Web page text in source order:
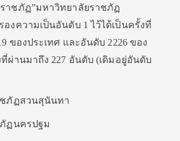
าชภัฏ”มหาวิทยาลัยราชภัฏ
งความเป็นอันดับ 1 ไว้ได้เป็นครั้งที่
ของประเทศ และอันดับ 2226 ของ
ผ่านมาถึง 227 อันดับ (เดิมอยู่อันดับ
ภัฏสวนสุนันทา
ฏนครปฐม